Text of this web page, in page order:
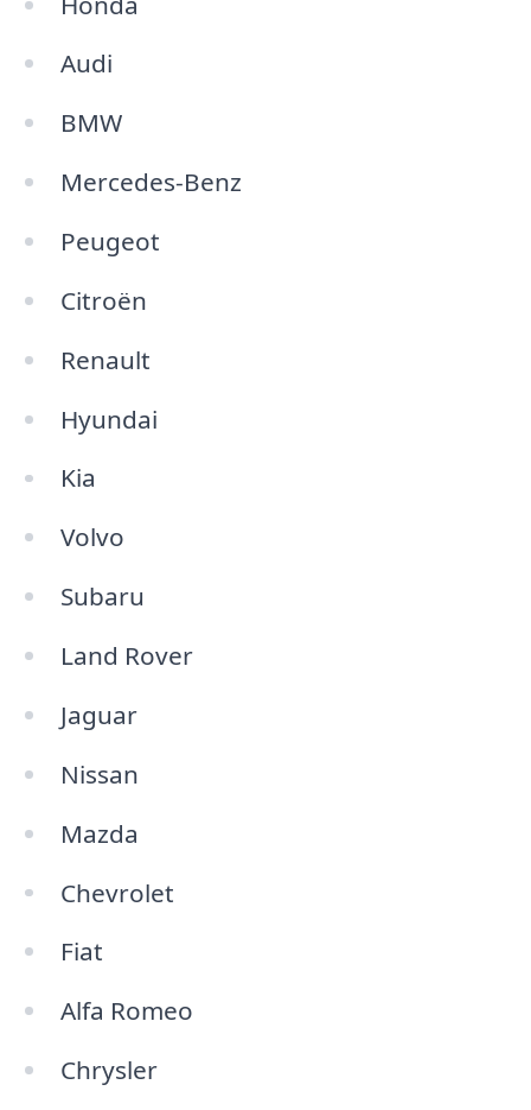
Audi
BMW
Mercedes-Benz
Peugeot
Citroën
Renault
Hyundai
Kia
Volvo
Subaru
Land Rover
Jaguar
Nissan
Mazda
Chevrolet
Fiat
Alfa Romeo
Chrysler